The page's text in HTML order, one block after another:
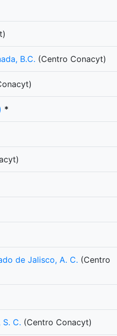
B.C. (Centro Conacyt)
*
de Jalisco, A. C. (Centro
C. (Centro Conacyt)